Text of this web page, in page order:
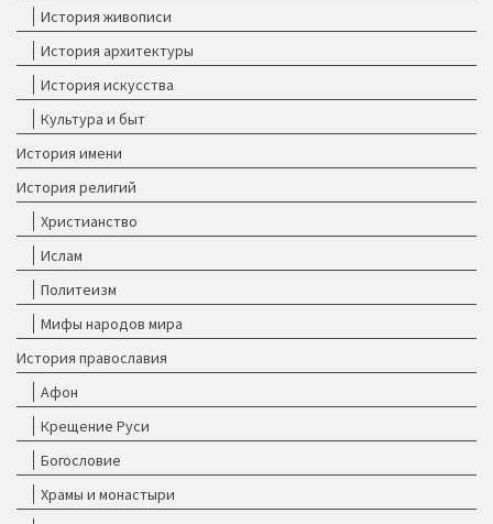
История живописи
История архитектуры
История искусства
Культура и быт
История имени
История религий
Христианство
Ислам
Политеизм
Мифы народов мира
История православия
Афон
Крещение Руси
Богословие
Храмы и монастыри